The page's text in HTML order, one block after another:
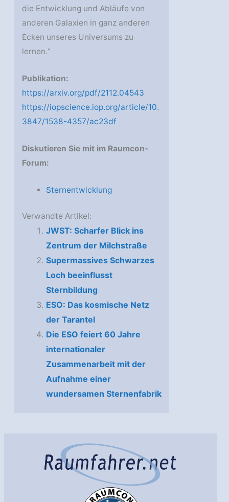
die Entwicklung und Abläufe von
anderen Galaxien in ganz anderen
Ecken unseres Universums zu
lernen.“
Publikation:
https://arxiv.org/pdf/2112.04543
https://iopscience.iop.org/article/10.
3847/1538-4357/ac23df
Diskutieren Sie mit im Raumcon-
Forum:
Sternentwicklung
Verwandte Artikel:
JWST: Scharfer Blick ins
Zentrum der Milchstraße
Supermassives Schwarzes
Loch beeinflusst
Sternbildung
ESO: Das kosmische Netz
der Tarantel
Die ESO feiert 60 Jahre
internationaler
Zusammenarbeit mit der
Aufnahme einer
wundersamen Sternenfabrik